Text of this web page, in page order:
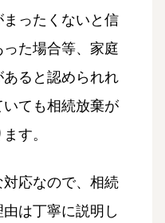
ったくないと信
た場合等、家庭
ると認められれ
ても相続放棄が
す。
応なので、相続
は丁寧に説明し